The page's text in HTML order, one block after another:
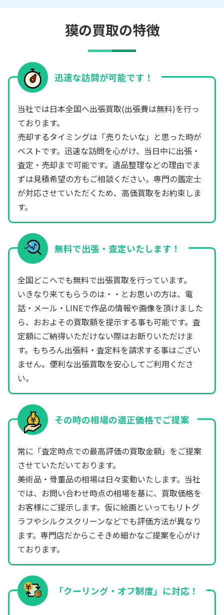
獏の買取の特徴
迅速な訪問が可能です！
当社では日本全国へ出張買取(出張費は無料)を行っ
ております。
売却するタイミングは「売りたいな」と思った時が
ベストです。迅速な訪問を心がけ、当日中に出張・
査定・売却まで可能です。遺品整理などの理由でま
ずは見積希望の方もご相談ください。専門の鑑定士
が対応させていただくため、高価買取をお約束しま
す。
無料で出張・査定いたします！
全国どこへでも無料で出張買取を行っています。
いきなり来てもらうのは・・とお思いの方は、電
話・メール・LINEで作品の情報や画像を頂けました
ら、おおよその買取額を提示する事も可能です。査
定額にご納得いただけない際はお断りいただけま
す。もちろん出張料・査定料を請求する事はござい
ません。便利な出張買取を安心してご利用くださ
い。
その時の相場の適正価格でご提案
常に「査定時点での最高評価の買取金額」をご提案
させていただいております。
美術品・骨董品の相場は日々変動いたします。当社
では、お問い合わせ時点の相場を基に、買取価格を
お客様にご提示します。仮に絵画といってもリトグ
ラフやシルクスクリーンなどでも評価方法が異なり
ます。専門店だからこそきめ細かなご提案を心がけ
ております。
「クーリング・オフ制度」に対応！